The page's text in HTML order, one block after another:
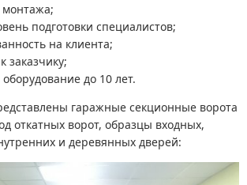
подготовки специалистов;
на клиента;
заказчику;
до 10 лет.
гаражные секционные ворота
откатных ворот, образцы входных,
и деревянных дверей: